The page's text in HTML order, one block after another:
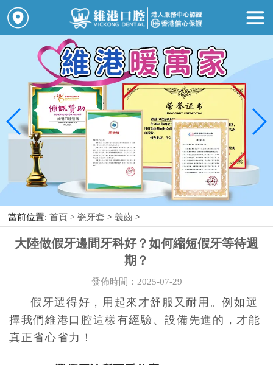
當前位置: 首頁 >瓷牙套 >義齒 >
大陸做假牙邊間牙科好？如何縮短假牙等待週
期？
發佈時間：2025-07-29
假牙選得好，用起來才舒服又耐用。例如選
擇我們維港口腔這樣有經驗、設備先進的，才能
真正省心省力！